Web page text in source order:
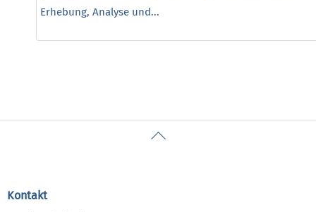
Erhebung, Analyse und...
Back
Kontakt